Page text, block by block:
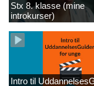
Stx 8. klasse (mine
introkurser)
Intro til